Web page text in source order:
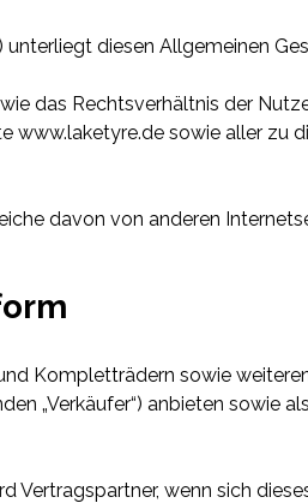
diesen Allgemeinen
das Rechtsverhältnis der
www.laketyre.de sowie aller zu
davon von anderen
Kompletträdern sowie
„Verkäufer“) anbieten sowie
wenn sich